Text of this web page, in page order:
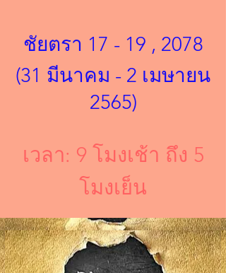
ชัยตรา 17 - 19 , 2078
(31 มีนาคม - 2 เมษายน
2565)
เวลา: 9 โมงเช้า ถึง 5
โมงเย็น